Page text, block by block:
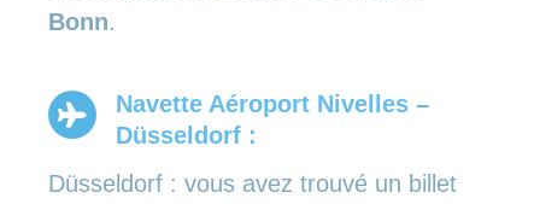
Bonn.
Navette Aéroport Nivelles –
Düsseldorf :
Düsseldorf : vous avez trouvé un billet